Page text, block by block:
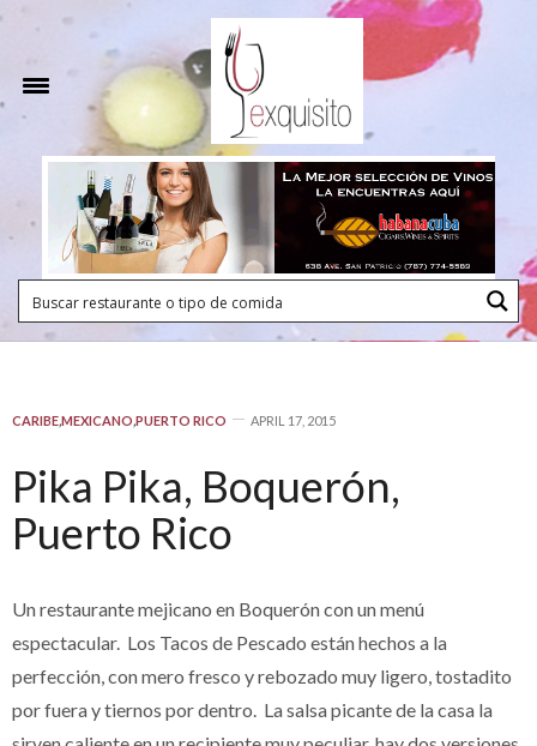
CARIBE,MEXICANO,PUERTO RICO APRIL 17, 2015
Pika Pika, Boquerón,
Puerto Rico
Un restaurante mejicano en Boquerón con un menú
espectacular. Los Tacos de Pescado están hechos a la
perfección, con mero fresco y rebozado muy ligero, tostadito
por fuera y tiernos por dentro. La salsa picante de la casa la